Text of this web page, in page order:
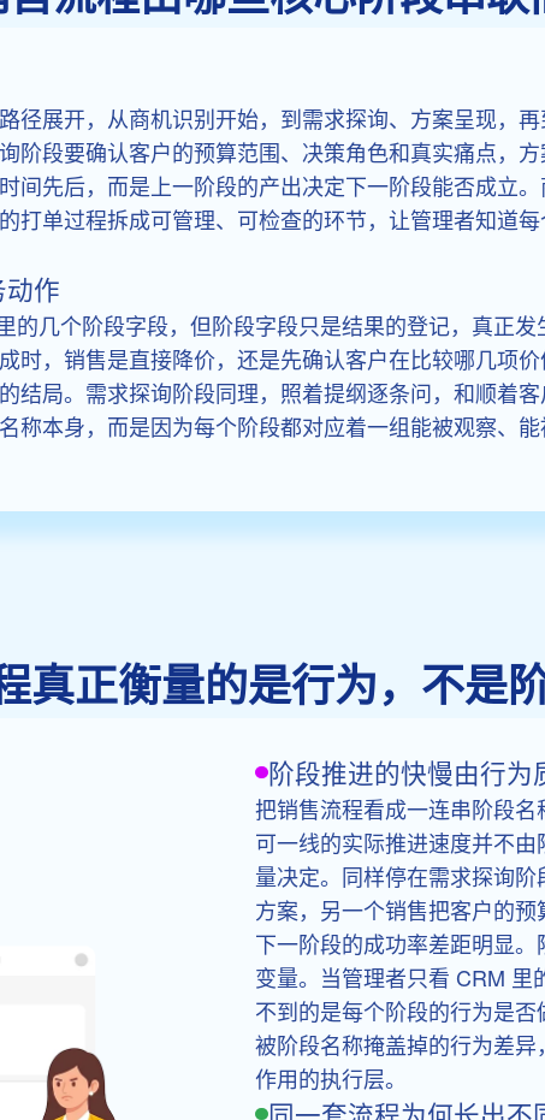
径展开，从商机识别开始，到需求探询、方案呈现，
阶段要确认客户的预算范围、决策角色和真实痛点，
间先后，而是上一阶段的产出决定下一阶段能否成立
打单过程拆成可管理、可检查的环节，让管理者知道
作
的几个阶段字段，但阶段字段只是结果的登记，真正
时，销售是直接降价，还是先确认客户在比较哪几项价
结局。需求探询阶段同理，照着提纲逐条问，和顺着
称本身，而是因为每个阶段都对应着一组能被观察、
真正衡量的是行为，不是
阶段推进的快慢由行为
把销售流程看成一连串阶段名
可一线的实际推进速度并不
量决定。同样停在需求探询
方案，另一个销售把客户的
下一阶段的成功率差距明显
变量。当管理者只看 CRM
不到的是每个阶段的行为是
被阶段名称掩盖掉的行为差
作用的执行层。